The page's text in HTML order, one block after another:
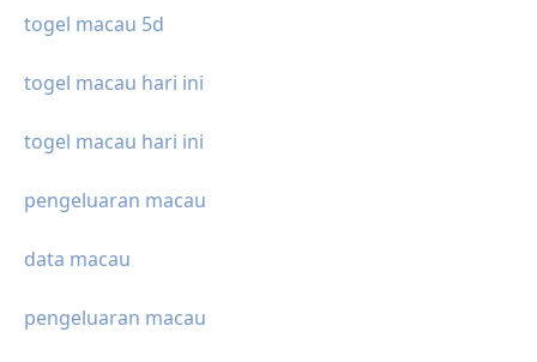
togel macau 5d
togel macau hari ini
togel macau hari ini
pengeluaran macau
data macau
pengeluaran macau